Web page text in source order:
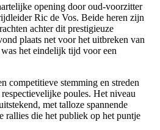
opening door oud-voorzitter
Ric de Vos. Beide heren zijn
achter dit prestigieuze
plaats net voor het uitbreken van
het eindelijk tijd voor een
competitieve stemming en streden
poules. Het niveau
met talloze spannende
rallies die het publiek op het puntje